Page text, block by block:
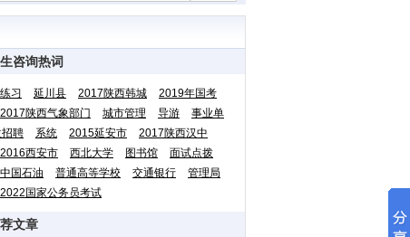
咨询热词
练习 延川县 2017陕西韩城
2019年国考
2017陕西气象部门
城市管理 导游
事业单
聘
系统 2015延安市
2017陕西汉中
2016西安市
西北大学 图书馆
面试点拨
中国石油
普通高等学校 交通银行
管理局
2022国家公务员考试
文章